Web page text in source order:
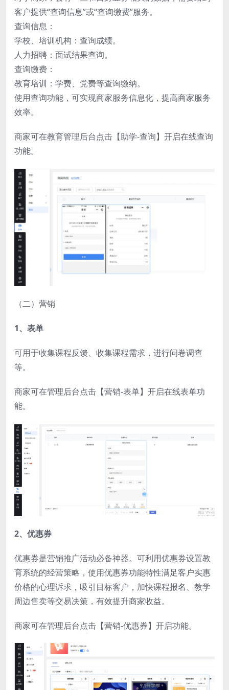
客户提供“查询信息”或“查询缴费”服务。
查询信息：
学校、培训机构：查询成绩。
人力招聘：面试结果查询。
查询缴费：
教育培训：学费、党费等查询缴纳。
使用查询功能，可实现商家服务信息化，提高商家服务
效率。
商家可在教育管理后台点击【助学-查询】开启在线查询
功能。
（二）营销
1、表单
可用于收集课程反馈、收集课程需求，进行问卷调查
等。
商家可在管理后台点击【营销-表单】开启在线表单功
能。
2、优惠券
优惠券是营销推广活动必备神器。可利用优惠券设置教
育系统的经营策略，使用优惠券功能特性满足客户实惠
价格的心理诉求，吸引目标客户，加快课程报名、教学
周边售卖等交易决策，有效提升商家收益。
商家可在管理后台点击【营销-优惠券】开启功能。